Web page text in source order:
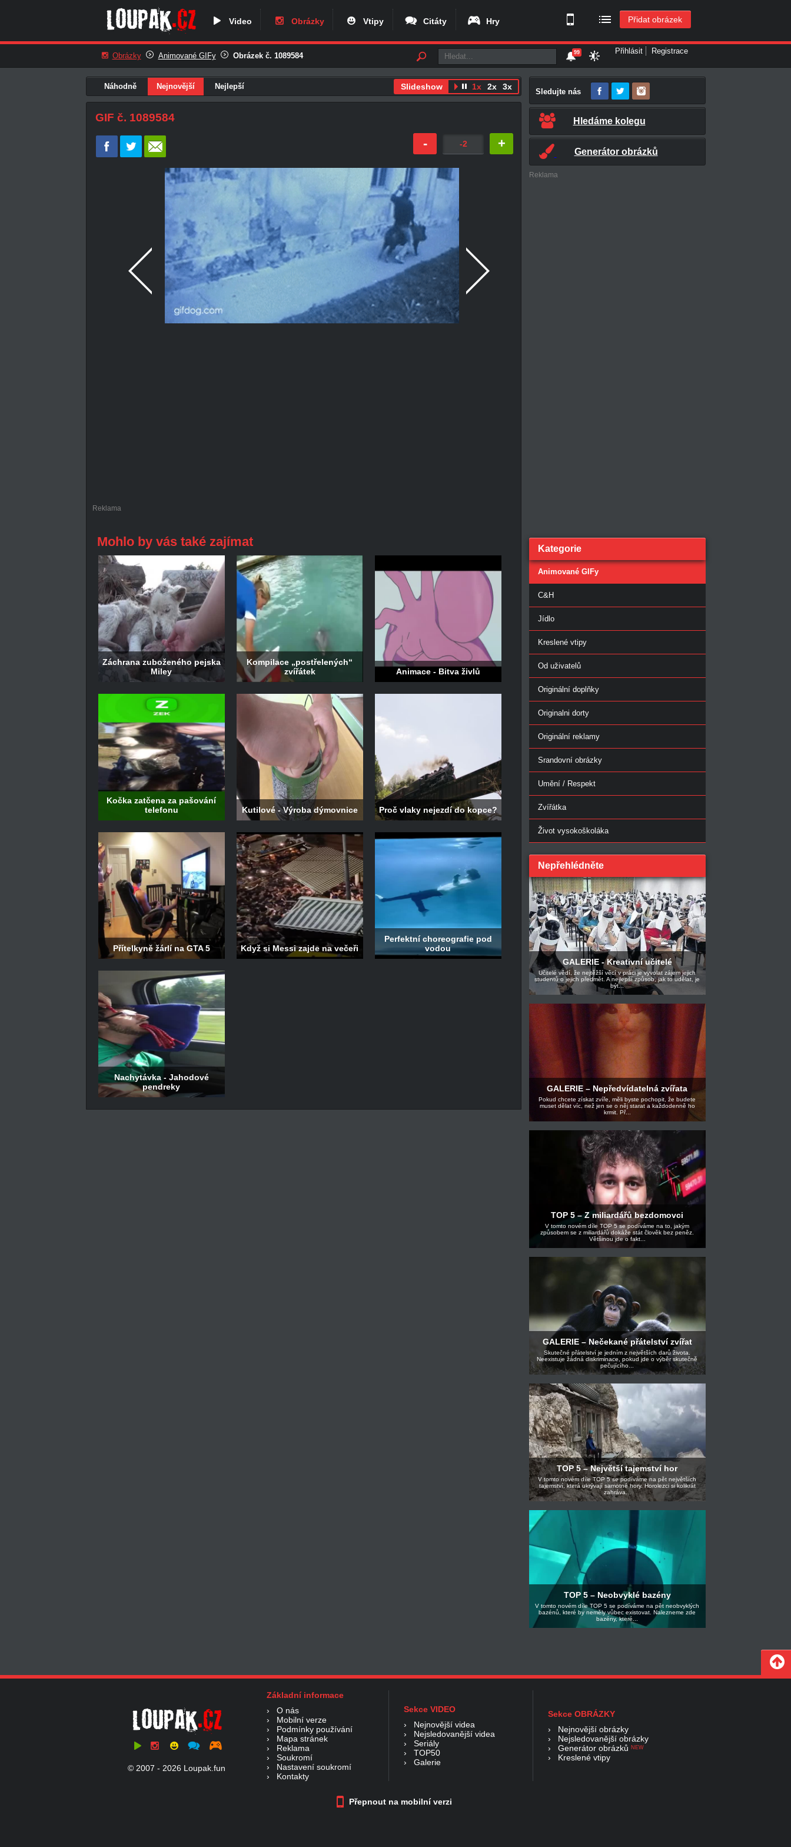
Video Obrázky Vtipy Citáty Hry Přidat obrázek
Obrázky Animované GIFy Obrázek č. 1089584
Přihlásit Registrace
99
Náhodně Nejnovější Nejlepší Slideshow 1x 2x 3x
GIF č. 1089584
- -2 +
Reklama
Mohlo by vás také zajímat
Záchrana zuboženého pejska
Miley
Kompilace „postřelených“
zvířátek
Animace - Bitva živlů
Kočka zatčena za pašování
telefonu
Kutilové - Výroba dýmovnice Proč vlaky nejezdí do kopce?
Přítelkyně žárlí na GTA 5 Když si Messi zajde na večeři
Perfektní choreografie pod
vodou
Nachytávka - Jahodové
pendreky
Sledujte nás
Hledáme kolegu
Generátor obrázků
Reklama
Kategorie
Animované GIFy
C&H
Jídlo
Kreslené vtipy
Od uživatelů
Originální doplňky
Originalni dorty
Originální reklamy
Srandovní obrázky
Umění / Respekt
Zvířátka
Život vysokoškoláka
Nepřehlédněte
GALERIE - Kreativní učitelé
Učitelé vědí, že nejtěžší věcí v práci je vyvolat zájem jejich
studentů o jejich předmět. A nejlepší způsob, jak to udělat, je
být...
GALERIE – Nepředvídatelná zvířata
Pokud chcete získat zvíře, měli byste pochopit, že budete
muset dělat víc, než jen se o něj starat a každodenně ho
krmit. Př...
TOP 5 – Z miliardářů bezdomovci
V tomto novém díle TOP 5 se podíváme na to, jakým
způsobem se z miliardářů dokáže stát člověk bez peněz.
Většinou jde o fakt...
GALERIE – Nečekané přátelství zvířat
Skutečné přátelství je jedním z největších darů života.
Neexistuje žádná diskriminace, pokud jde o výběr skutečně
pečujícího...
TOP 5 – Největší tajemství hor
V tomto novém díle TOP 5 se podíváme na pět největších
tajemství, která ukrývají samotné hory. Horolezci si kolikrát
zahráva...
TOP 5 – Neobvyklé bazény
V tomto novém díle TOP 5 se podíváme na pět neobvyklých
bazénů, které by neměly vůbec existovat. Nalezneme zde
bazény, které...
© 2007 - 2026 Loupak.fun
Základní informace
› O nás
› Mobilní verze
› Podmínky používání
› Mapa stránek
› Reklama
› Soukromí
› Nastavení soukromí
› Kontakty
Sekce VIDEO
› Nejnovější videa
› Nejsledovanější videa
› Seriály
› TOP50
› Galerie
Sekce OBRÁZKY
› Nejnovější obrázky
› Nejsledovanější obrázky
› Generátor obrázků NEW
› Kreslené vtipy
Přepnout na mobilní verzi